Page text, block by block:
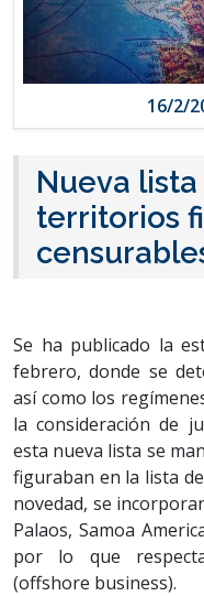
16/2/
Nueva
territorios
Se ha publicado la
febrero, donde se
así como los
la consideración de
esta nueva lista se
figuraban en la lista
novedad, se
Palaos, Samoa
por lo que
(offshore business).